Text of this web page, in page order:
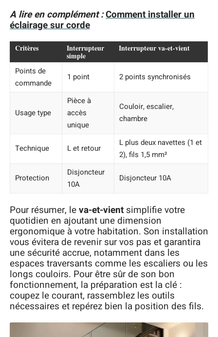
A lire en complément :Comment installer un
éclairage sur corde
Critères Interrupteur
simple
Interrupteur va-et-vient
Points de
commande
1 point 2 points synchronisés
Usage type
Pièce à
accès
unique
Couloir, escalier,
chambre
Technique L et retour
L plus deux navettes (1 et
2), fils 1,5 mm²
Protection
Disjoncteur
10A
Disjoncteur 10A
Pour résumer, leva-et-vient simplifie votre
quotidien en ajoutant une dimension
ergonomique à votre habitation. Son installation
vous évitera de revenir sur vos pas et garantira
une sécurité accrue, notamment dans les
espaces traversants comme les escaliers ou les
longs couloirs. Pour être sûr de son bon
fonctionnement, la préparation est la clé :
coupez le courant, rassemblez les outils
nécessaires et repérez bien la position des fils.